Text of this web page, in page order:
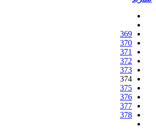
369
370
371
372
373
374
375
376
377
378